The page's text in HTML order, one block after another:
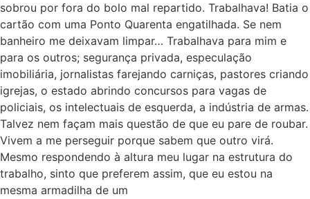
sobrou por fora do bolo mal repartido. Trabalhava! Batia o
cartão com uma Ponto Quarenta engatilhada. Se nem
banheiro me deixavam limpar… Trabalhava para mim e
para os outros; segurança privada, especulação
imobiliária, jornalistas farejando carniças, pastores criando
igrejas, o estado abrindo concursos para vagas de
policiais, os intelectuais de esquerda, a indústria de armas.
Talvez nem façam mais questão de que eu pare de roubar.
Vivem a me perseguir porque sabem que outro virá.
Mesmo respondendo à altura meu lugar na estrutura do
trabalho, sinto que preferem assim, que eu estou na
mesma armadilha de um